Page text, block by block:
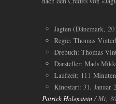
Jagten (Dänemark,
Regie: Thomas
Drebuch: Thomas
Darsteller: Mads
Laufzeit: 111 Minuten
Kinostart: 31. Januar
Patrick Holenstein/ Mi,